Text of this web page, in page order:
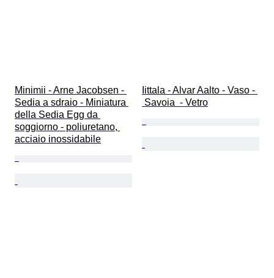
Minimii - Arne Jacobsen -
Sedia a sdraio - Miniatura
della Sedia Egg da
soggiorno - poliuretano,
acciaio inossidabile
Iittala - Alvar Aalto - Vaso -
Savoia  - Vetro